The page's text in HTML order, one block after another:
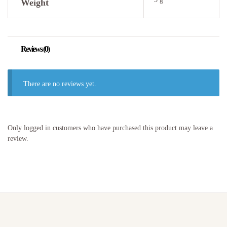
Weight
Reviews (0)
There are no reviews yet.
Only logged in customers who have purchased this product may leave a
review.